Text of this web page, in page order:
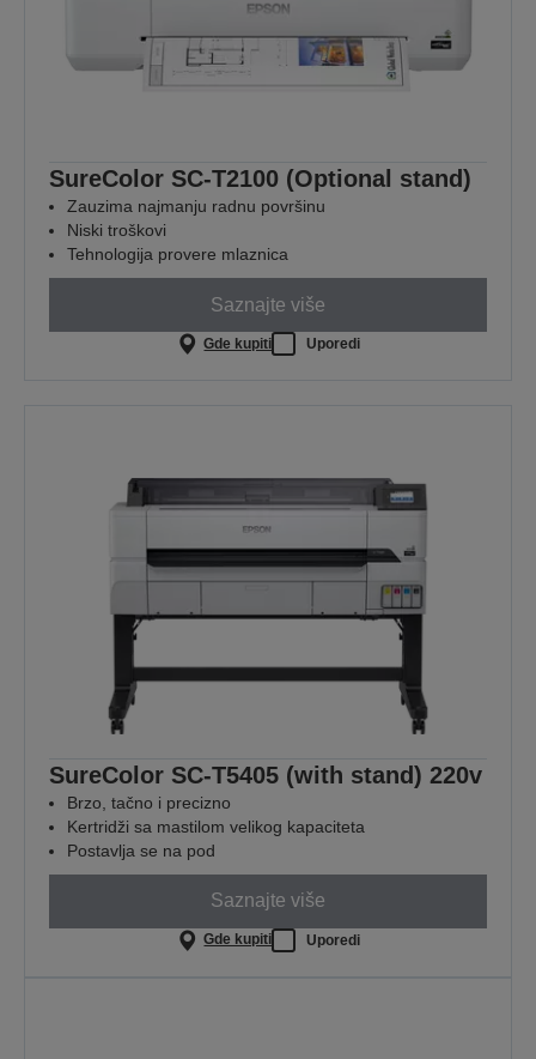
SureColor SC-T2100 (Optional stand)
Zauzima najmanju radnu površinu
Niski troškovi
Tehnologija provere mlaznica
Saznajte više
Gde kupiti Uporedi
SureColor SC-T5405 (with stand) 220v
Brzo, tačno i precizno
Kertridži sa mastilom velikog kapaciteta
Postavlja se na pod
Saznajte više
Gde kupiti Uporedi